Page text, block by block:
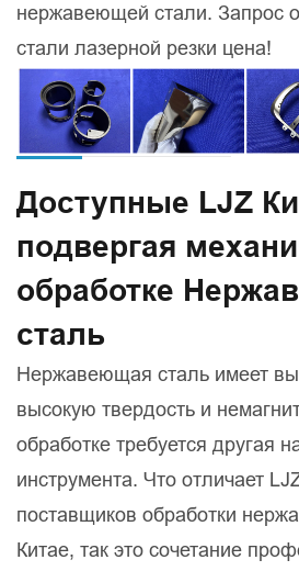
нержавеющей стали. Запрос
стали лазерной резки цена!
Доступные LJZ
подвергая
обработке
сталь
Нержавеющая сталь имеет
высокую твердость и
обработке требуется другая
инструмента. Что отличает
поставщиков обработки
Китае, так это сочетание